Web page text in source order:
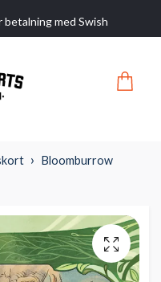
betalning med Swish
Bloomburrow